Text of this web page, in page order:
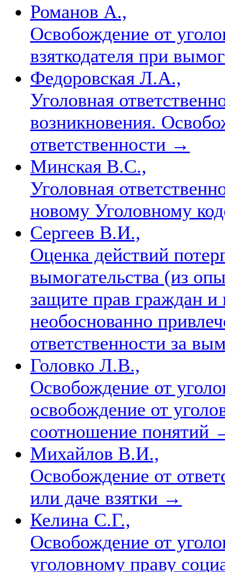
Романов А.,
Освобождение от
взяткодателя при
Федоровская Л.А.,
Уголовная
возникновения.
ответственности →
Минская В.С.,
Уголовная
новому Уголовному
Сергеев В.И.,
Оценка действий
вымогательства (из
защите прав граждан и
необоснованно
ответственности за
Головко Л.В.,
Освобождение от
освобождение от
соотношение понятий
Михайлов В.И.,
Освобождение от
или даче взятки →
Келина С.Г.,
Освобождение от
уголовному праву